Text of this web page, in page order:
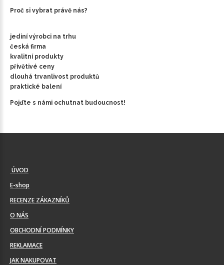
Proč si vybrat právě nás?
jediní výrobci na trhu
česká firma
kvalitní produkty
přívětivé ceny
dlouhá trvanlivost produktů
praktické balení
Pojďte s námi ochutnat budoucnost!
ÚVOD
E-shop
RECENZE ZÁKAZNÍKŮ
O NÁS
OBCHODNÍ PODMÍNKY
REKLAMACE
JAK NAKUPOVAT